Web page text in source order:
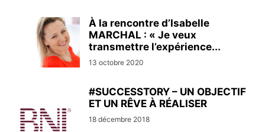
À la rencontre d’Isabelle
MARCHAL : « Je veux
transmettre l’expérience...
13 octobre 2020
#SUCCESSTORY – UN OBJECTIF
ET UN RÊVE À RÉALISER
18 décembre 2018